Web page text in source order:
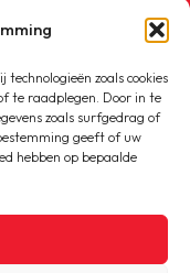
zoals cookies
te raadplegen. Door in te
zoals surfgedrag of
geeft of uw
hebben op bepaalde